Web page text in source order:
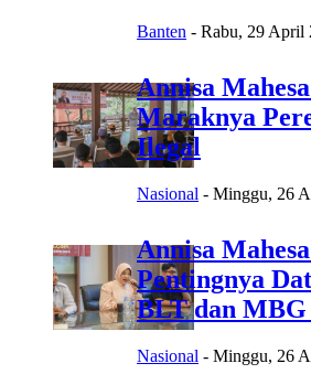
Banten - Rabu, 29 April
Annisa
Maraknya
Ilegal
Nasional - Minggu, 26
Annisa
Pentingnya
BLT dan MBG
Nasional - Minggu, 26